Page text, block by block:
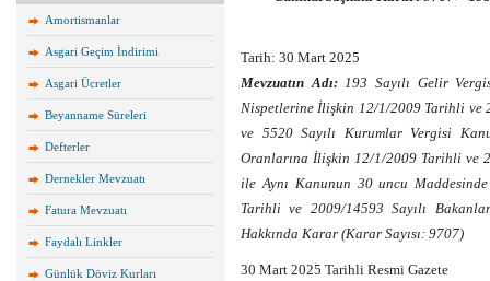
Amortismanlar
Asgari Geçim İndirimi
Asgari Ücretler
Beyanname Süreleri
Defterler
Dernekler Mevzuatı
Fatura Mevzuatı
Faydalı Linkler
Günlük Döviz Kurları
Tarih: 30 Mart 2025
Mevzuatın Adı:193 Sayılı Gelir
Nispetlerine İlişkin 12/1/2009 Tarihli ve
ve 5520 Sayılı Kurumlar Vergisi
Oranlarına İlişkin 12/1/2009 Tarihli ve
ile Aynı Kanunun 30 uncu
Tarihli ve 2009/14593 Sayılı
Hakkında Karar (Karar Sayısı: 9707)
30 Mart 2025 Tarihli Resmi Gazete